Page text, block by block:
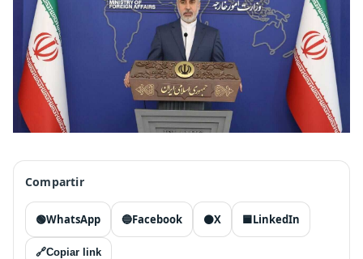
Compartir
🟢WhatsApp 🔵Facebook ⚫X 🟦LinkedIn
🔗Copiar link